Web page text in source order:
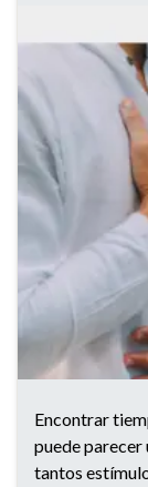
Encontrar
puede parecer
tantos